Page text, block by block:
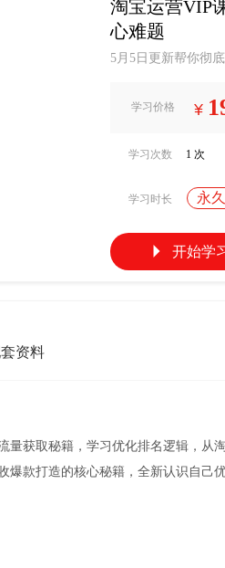
淘宝运营VIP
心难题
5月5日更新帮你彻
造的核心秘籍，全
宝，一直没利润。
学习价格 ¥
学习次数 1 次
学习时长 永
 开始学
资料
获取秘籍，学习优化排名逻辑，从
款打造的核心秘籍，全新认识自己